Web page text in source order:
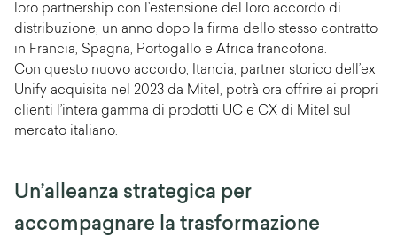
loro partnership con l’estensione del loro accordo di
distribuzione, un anno dopo la firma dello stesso contratto
in Francia, Spagna, Portogallo e Africa francofona.
Con questo nuovo accordo, Itancia, partner storico dell’ex
Unify acquisita nel 2023 da Mitel, potrà ora offrire ai propri
clienti l’intera gamma di prodotti UC e CX di Mitel sul
mercato italiano.
Un’alleanza strategica per
accompagnare la trasformazione